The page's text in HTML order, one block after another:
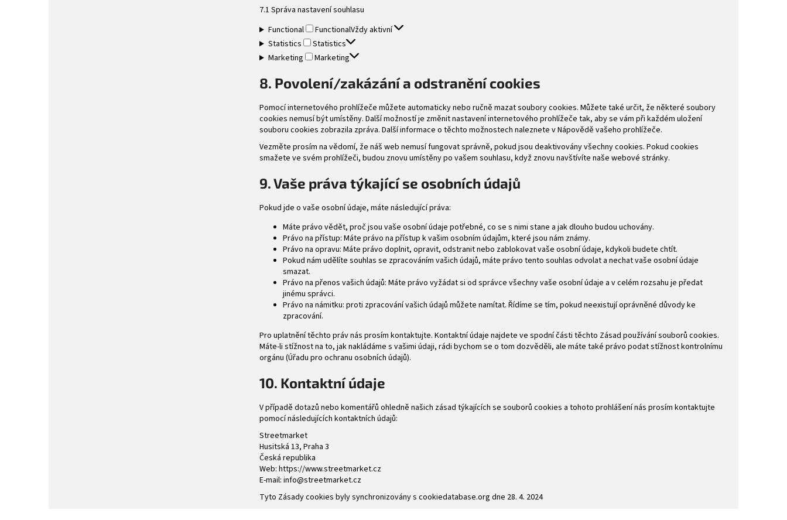
7.1 Správa nastavení souhlasu
Functional
FunctionalVždy aktivní
Statistics
Statistics
Marketing
Marketing
8. Povolení/zakázání a odstranění cookies
Pomocí internetového prohlížeče můžete automaticky nebo ručně mazat soubory cookies. Můžete také určit, že některé soubory
cookies nemusí být umístěny. Další možností je změnit nastavení internetového prohlížeče tak, aby se vám při každém uložení
souboru cookies zobrazila zpráva. Další informace o těchto možnostech naleznete v Nápovědě vašeho prohlížeče.
Vezměte prosím na vědomí, že náš web nemusí fungovat správně, pokud jsou deaktivovány všechny cookies. Pokud cookies
smažete ve svém prohlížeči, budou znovu umístěny po vašem souhlasu, když znovu navštívíte naše webové stránky.
9. Vaše práva týkající se osobních údajů
Pokud jde o vaše osobní údaje, máte následující práva:
Máte právo vědět, proč jsou vaše osobní údaje potřebné, co se s nimi stane a jak dlouho budou uchovány.
Právo na přístup: Máte právo na přístup k vašim osobním údajům, které jsou nám známy.
Právo na opravu: Máte právo doplnit, opravit, odstranit nebo zablokovat vaše osobní údaje, kdykoli budete chtít.
Pokud nám udělíte souhlas se zpracováním vašich údajů, máte právo tento souhlas odvolat a nechat vaše osobní údaje
smazat.
Právo na přenos vašich údajů: Máte právo vyžádat si od správce všechny vaše osobní údaje a v celém rozsahu je předat
jinému správci.
Právo na námitku: proti zpracování vašich údajů můžete namítat. Řídíme se tím, pokud neexistují oprávněné důvody ke
zpracování.
Pro uplatnění těchto práv nás prosím kontaktujte. Kontaktní údaje najdete ve spodní části těchto Zásad používání souborů cookies.
Máte-li stížnost na to, jak nakládáme s vašimi údaji, rádi bychom se o tom dozvěděli, ale máte také právo podat stížnost kontrolnímu
orgánu (Úřadu pro ochranu osobních údajů).
10. Kontaktní údaje
V případě dotazů nebo komentářů ohledně našich zásad týkajících se souborů cookies a tohoto prohlášení nás prosím kontaktujte
pomocí následujících kontaktních údajů:
Streetmarket
Husitská 13, Praha 3
Česká republika
Web: https://www.streetmarket.cz
E-mail: info@streetmarket.cz
Tyto Zásady cookies byly synchronizovány s cookiedatabase.org dne 28. 4. 2024